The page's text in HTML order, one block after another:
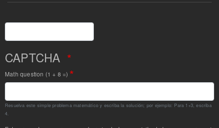
Buscar
CAPTCHA
Math question (1 + 8 =)
Resuelva este simple problema matemático y escriba la solución; por ejemplo: Para 1+3, escriba
4.